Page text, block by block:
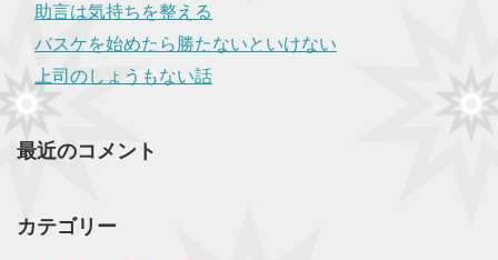
助言は気持ちを整える
バスケを始めたら勝たないといけない
上司のしょうもない話
最近のコメント
カテゴリー